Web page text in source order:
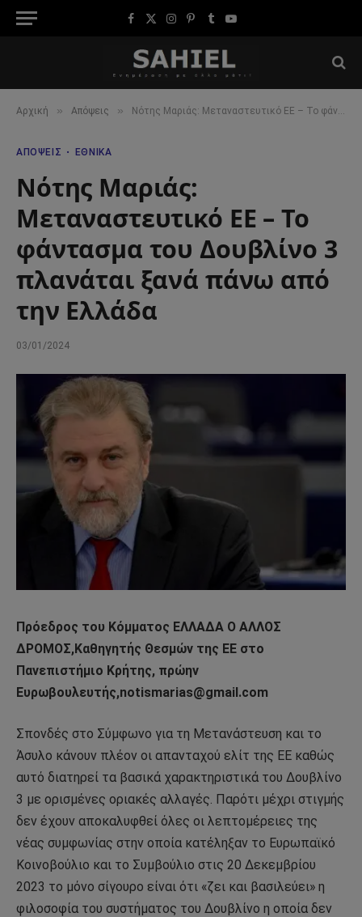
Facebook
X
Instagram
Pinterest
TumblrYouTube
Αρχική » Απόψεις » Νότης Μαριάς: Μεταναστευτικό ΕΕ – Το φάντασμα του Δουβλίνο 3 πλανάται ξανά πάνω από την Ελλάδα
ΑΠΌΨΕΙΣ ΕΘΝΙΚΆ
Νότης Μαριάς:
Μεταναστευτικό ΕΕ – Το
φάντασμα του Δουβλίνο 3
πλανάται ξανά πάνω από
την Ελλάδα
03/01/2024
Πρόεδρος του Κόμματος ΕΛΛΑΔΑ Ο ΑΛΛΟΣ
ΔΡΟΜΟΣ,Καθηγητής Θεσμών της ΕΕ στο
Πανεπιστήμιο Κρήτης, πρώην
Ευρωβουλευτής,notismarias@gmail.com
Σπονδές στο Σύμφωνο για τη Μετανάστευση και το
Άσυλο κάνουν πλέον οι απανταχού ελίτ της ΕΕ καθώς
αυτό διατηρεί τα βασικά χαρακτηριστικά του Δουβλίνο
3 με ορισμένες οριακές αλλαγές. Παρότι μέχρι στιγμής
δεν έχουν αποκαλυφθεί όλες οι λεπτομέρειες της
νέας συμφωνίας στην οποία κατέληξαν το Ευρωπαϊκό
Κοινοβούλιο και το Συμβούλιο στις 20 Δεκεμβρίου
2023 το μόνο σίγουρο είναι ότι «ζει και βασιλεύει» η
φιλοσοφία του συστήματος του Δουβλίνο η οποία δεν